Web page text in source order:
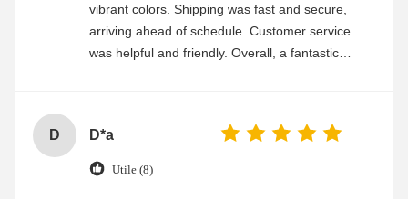
vibrant colors. Shipping was fast and secure,
arriving ahead of schedule. Customer service
was helpful and friendly. Overall, a fantastic
D D*a
Utile (8)